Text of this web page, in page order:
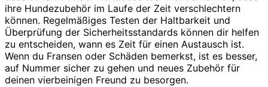
ihre Hundezubehör im Laufe der Zeit verschlechtern
können. Regelmäßiges Testen der Haltbarkeit und
Überprüfung der Sicherheitsstandards können dir helfen
zu entscheiden, wann es Zeit für einen Austausch ist.
Wenn du Fransen oder Schäden bemerkst, ist es besser,
auf Nummer sicher zu gehen und neues Zubehör für
deinen vierbeinigen Freund zu besorgen.